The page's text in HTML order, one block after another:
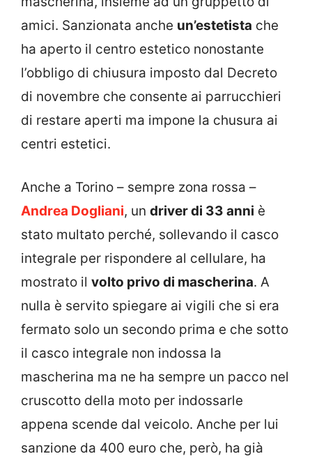
amici. Sanzionata anche un’estetista che
ha aperto il centro estetico nonostante
l’obbligo di chiusura imposto dal Decreto
di novembre che consente ai parrucchieri
di restare aperti ma impone la chusura ai
centri estetici.
Anche a Torino – sempre zona rossa –
Andrea Dogliani, un driver di 33 anni è
stato multato perché, sollevando il casco
integrale per rispondere al cellulare, ha
mostrato il volto privo di mascherina. A
nulla è servito spiegare ai vigili che si era
fermato solo un secondo prima e che sotto
il casco integrale non indossa la
mascherina ma ne ha sempre un pacco nel
cruscotto della moto per indossarle
appena scende dal veicolo. Anche per lui
sanzione da 400 euro che, però, ha già